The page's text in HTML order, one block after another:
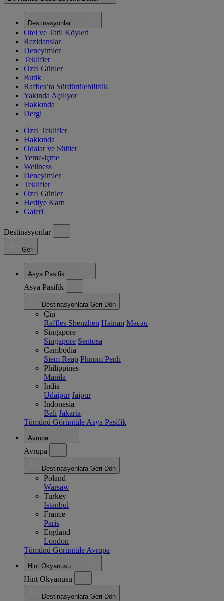
Destinasyonlar
Otel ve Tatil Köyleri
Rezidanslar
Deneyimler
Teklifler
Özel Günler
Butik
Raffles’ta Sürdürülebilirlik
Yakında Açılıyor
Hakkında
Dergi
Özel Teklifler
Hakkında
Odalar ve Süitler
Yeme-içme
Wellness
Deneyimler
Teklifler
Özel Günler
Hediye Kartı
Galeri
Destinasyonlar
Geri
Asya Pasifik
Asya Pasifik
Destinasyonlara Geri Dön
Çin
Raffles Shenzhen Hainan Macau
Singapore
Singapore Sentosa
Cambodia
Siem Reap Phnom Penh
Philippines
Manila
India
Udaipur Jaipur
Indonesia
Bali Jakarta
Tümünü Görüntüle Asya Pasifik
Avrupa
Avrupa
Destinasyonlara Geri Dön
Poland
Warsaw
Turkey
Istanbul
France
Paris
England
London
Tümünü Görüntüle Avrupa
Hint Okyanusu
Hint Okyanusu
Destinasyonlara Geri Dön